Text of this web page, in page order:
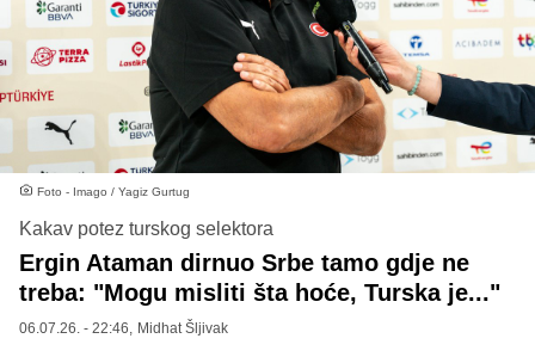
Foto - Imago / Yagiz Gurtug
Kakav potez turskog selektora
Ergin Ataman dirnuo Srbe tamo gdje ne
treba: "Mogu misliti šta hoće, Turska je..."
06.07.26. - 22:46, Midhat Šljivak